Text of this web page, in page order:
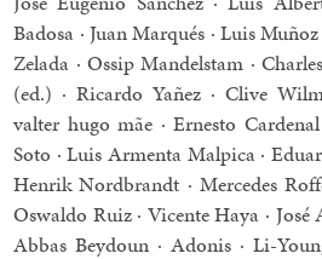
Badosa · Juan Marqués · Luis
Zelada · Ossip Mandelstam ·
(ed.) · Ricardo Yañez · Clive
valter hugo mãe · Ernesto Cardenal
Soto · Luis Armenta Malpica ·
Henrik Nordbrandt · Mercedes
Oswaldo Ruiz · Vicente Haya ·
Abbas Beydoun · Adonis · Li-